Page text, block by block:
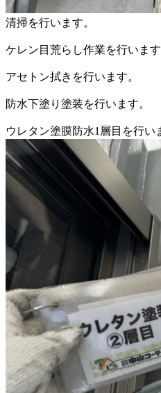
清掃を行います。
ケレン目荒らし作業を行います
アセトン拭きを行います。
防水下塗り塗装を行います。
ウレタン塗膜防水1層目を行い